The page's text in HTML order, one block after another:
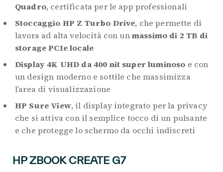
Quadro, certificata per le app professionali
Stoccaggio HP Z Turbo Drive, che permette di
lavora ad alta velocità con unmassimo di 2 TB di
storage PCIe locale
Display 4K UHD da 400 nit super luminoso e con
un design moderno e sottile che massimizza
l’area di visualizzazione
HP Sure View, il display integrato per la privacy
che si attiva con il semplice tocco di un pulsante
e che protegge lo schermo da occhi indiscreti
HP ZBOOK CREATE G7